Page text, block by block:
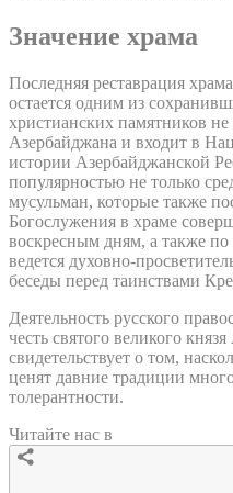
Значение храма
Последняя реставрация
остается одним из
христианских памятников
Азербайджана и входит в
истории Азербайджанской
популярностью не только
мусульман, которые также
Богослужения в храме
воскресным дням, а также
ведется духовно-
беседы перед таинствами
Деятельность русского
честь святого великого
свидетельствует о том,
ценят давние традиции
толерантности.
Читайте нас в